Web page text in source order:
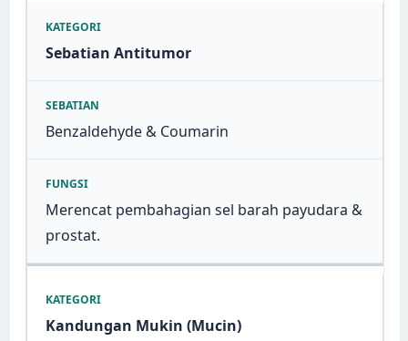
Sebatian Antitumor
Benzaldehyde & Coumarin
Merencat pembahagian sel barah payudara &
prostat.
Kandungan Mukin (Mucin)